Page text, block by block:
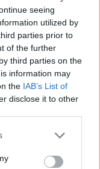
seeing
utilized by
parties prior to
of the further
third parties on the
information may
the IAB’s List of
disclose it to other
or more Google
You may click to
gestionali
la coerenza
trasmesse
allineata alle
chiarimenti da
la